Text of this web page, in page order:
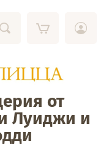
от
Луиджи и